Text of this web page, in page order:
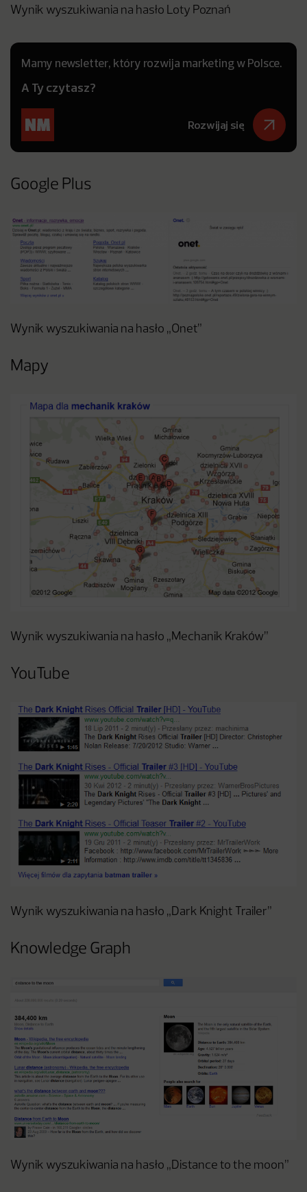
Wynik wyszukiwania na hasło Loty Poznań
Mamy newsletter, który rozwija marketing w Polsce.
A Ty czytasz?
Rozwijaj się
Google Plus
Wynik wyszukiwania na hasło „Onet”
Mapy
Wynik wyszukiwania na hasło „Mechanik Kraków”
YouTube
Wynik wyszukiwania na hasło „Dark Knight Trailer”
Knowledge Graph
Wynik wyszukiwania na hasło „Distance to the moon”